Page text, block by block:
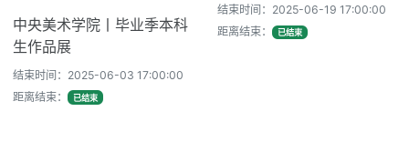
中央美术学院丨毕业季本科
生作品展
结束时间：2025-06-03 17:00:00
距离结束：
已结束
结束时间：2025-06-19 17:00:00
距离结束：
已结束